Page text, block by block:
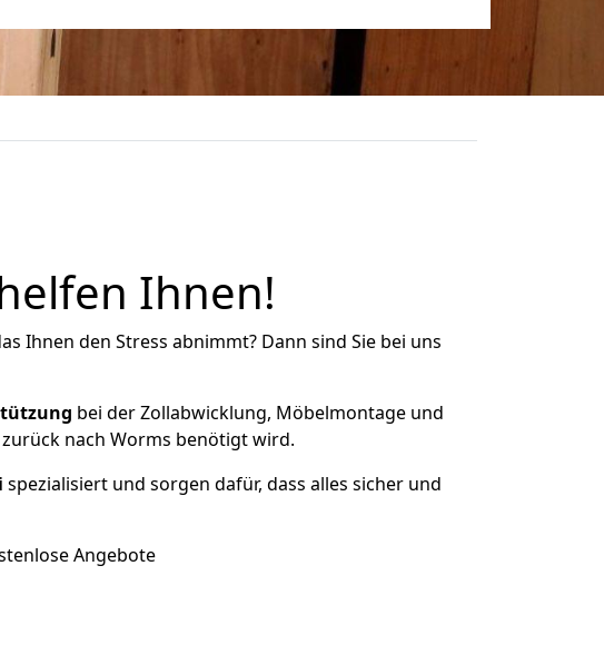
Ihnen!
Ihnen den Stress abnimmt? Dann sind Sie bei uns
bei der Zollabwicklung, Möbelmontage und
nach Worms benötigt wird.
spezialisiert und sorgen dafür, dass alles sicher und
Angebote